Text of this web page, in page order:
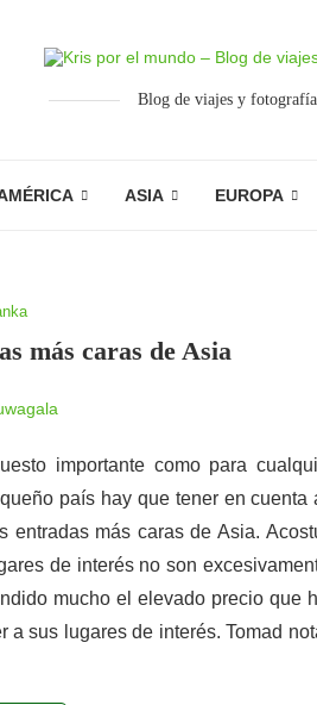
Blog de viajes y fotografía
ASIA EUROPA
más caras de Asia
importante como para
país hay que tener en cuenta
más caras de Asia.
de interés no son
mucho el elevado precio que
a sus lugares de interés. Tomad